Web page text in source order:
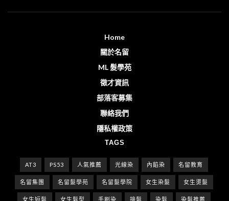
Home
關於名留
ML 髮學苑
徵才資訊
部落客募集
聯絡我們
隱私權政策
TAGS
AT3 PS53 人氣推薦 光線染 內餡染 名留教育
名留集團 名留髮學苑 名留髮學院 女生染髮 女生燙髮
女生短髮 女生髮型 手刷染 接髮 染髮 染髮推薦